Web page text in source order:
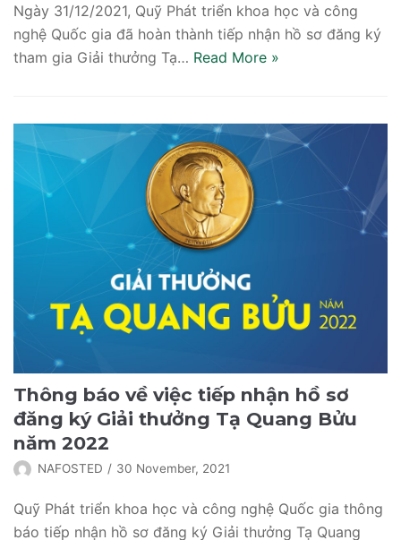
Ngày 31/12/2021, Quỹ Phát triển khoa học và công
nghệ Quốc gia đã hoàn thành tiếp nhận hồ sơ đăng ký
tham gia Giải thưởng Tạ… Read More »
Thông báo về việc tiếp nhận hồ sơ
đăng ký Giải thưởng Tạ Quang Bửu
năm 2022
NAFOSTED 30 November, 2021
Quỹ Phát triển khoa học và công nghệ Quốc gia thông
báo tiếp nhận hồ sơ đăng ký Giải thưởng Tạ Quang